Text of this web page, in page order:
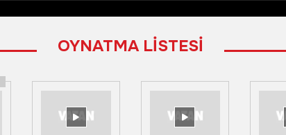
OYNATMA LİSTESİ